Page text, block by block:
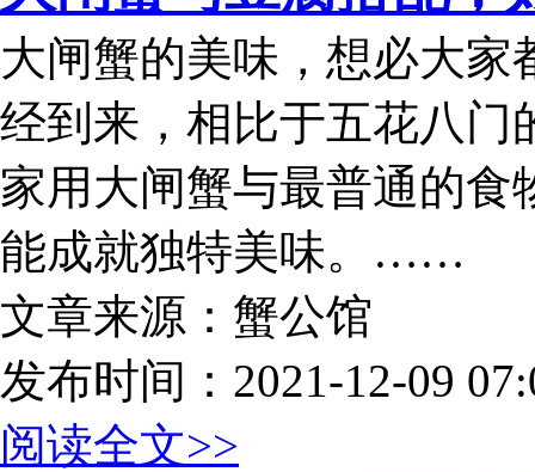
大闸蟹的美味，想必大
经到来，相比于五花八门
家用大闸蟹与最普通的
能成就独特美味。……
文章来源：蟹公馆
发布时间：2021-12-09
阅读全文>>